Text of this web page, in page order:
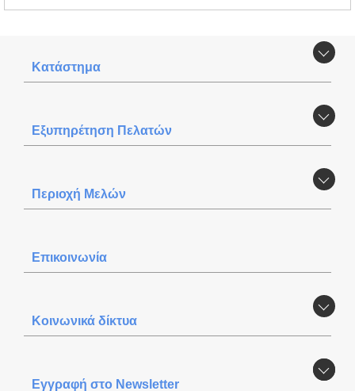
Κατάστημα
Εξυπηρέτηση Πελατών
Περιοχή Mελών
Επικοινωνία
Κοινωνικά δίκτυα
Εγγραφή στο Newsletter